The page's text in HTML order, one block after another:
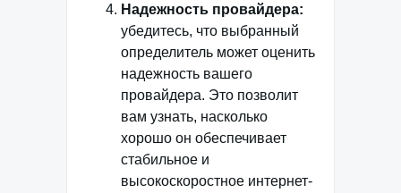
Надежность провайдера:
убедитесь, что выбранный
определитель может оценить
надежность вашего
провайдера. Это позволит
вам узнать, насколько
хорошо он обеспечивает
стабильное и
высокоскоростное интернет-